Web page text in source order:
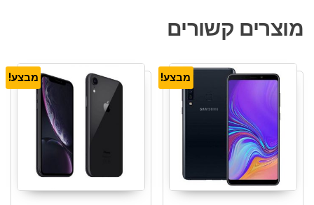
מוצרים קשורים
מבצע! מבצע!